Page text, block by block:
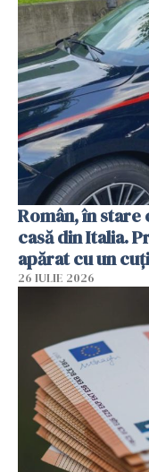
Român, în
casă din Italia.
apărat cu un
26 IULIE 2026